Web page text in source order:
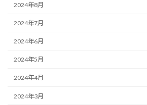
2024年8月
2024年7月
2024年6月
2024年5月
2024年4月
2024年3月